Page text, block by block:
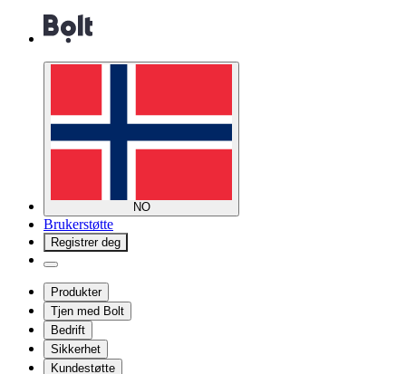
NO
Brukerstøtte
Registrer deg
Produkter
Tjen med Bolt
Bedrift
Sikkerhet
Kundestøtte